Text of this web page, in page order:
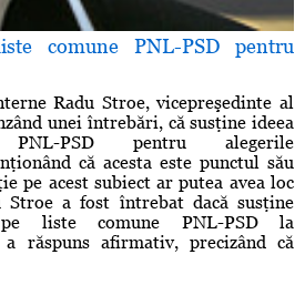
comune PNL-PSD pentru
Radu Stroe, vicepreşedinte al
unei întrebări, că susţine ideea
PSD pentru alegerile
că acesta este punctul său
pe acest subiect ar putea avea loc
Stroe a fost întrebat dacă susţine
liste comune PNL-PSD la
răspuns afirmativ, precizând că